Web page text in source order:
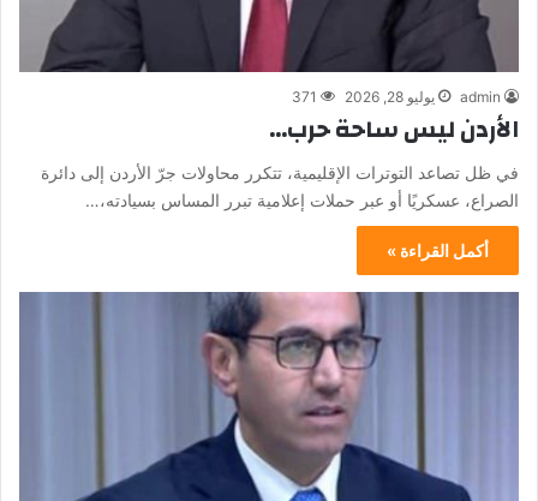
admin يوليو 28, 2026 371
الأردن ليس ساحة حرب…
في ظل تصاعد التوترات الإقليمية، تتكرر محاولات جرّ الأردن إلى دائرة
الصراع، عسكريًا أو عبر حملات إعلامية تبرر المساس بسيادته،…
أكمل القراءة »